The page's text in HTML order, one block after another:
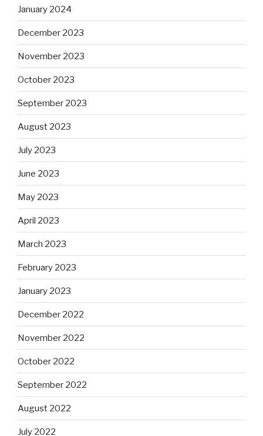
January 2024
December 2023
November 2023
October 2023
September 2023
August 2023
July 2023
June 2023
May 2023
April 2023
March 2023
February 2023
January 2023
December 2022
November 2022
October 2022
September 2022
August 2022
July 2022